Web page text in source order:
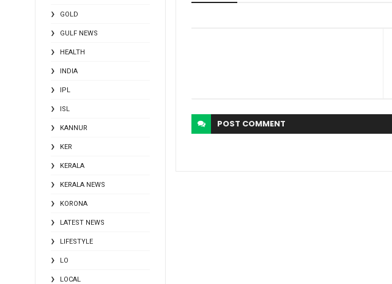
GOLD
GULF NEWS
HEALTH
INDIA
IPL
ISL
KANNUR
KER
KERALA
KERALA NEWS
KORONA
LATEST NEWS
LIFESTYLE
LO
LOCAL
POST COMMENT